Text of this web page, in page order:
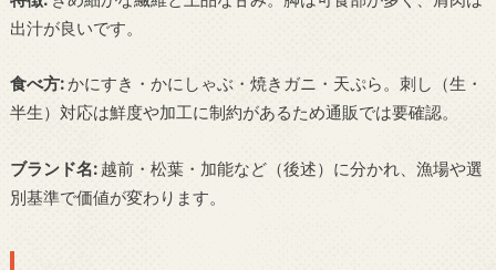
出汁が良いです。
食べ方:かにすき・かにしゃぶ・焼きガニ・天ぷら。刺し（生・
半生）対応は鮮度や加工に制約があるため通販では要確認。
ブランド名:越前・松葉・加能など（後述）に分かれ、漁場や選
別基準で価値が変わります。